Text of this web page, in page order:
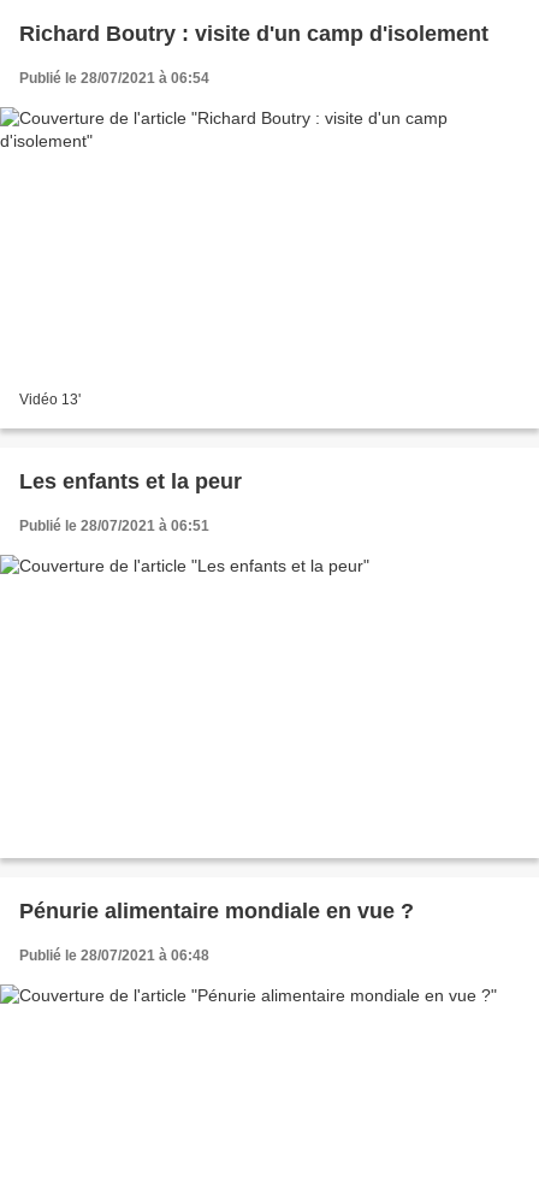
Richard Boutry : visite d'un camp d'isolement
Publié le 28/07/2021 à 06:54
Vidéo 13'
Les enfants et la peur
Publié le 28/07/2021 à 06:51
Pénurie alimentaire mondiale en vue ?
Publié le 28/07/2021 à 06:48